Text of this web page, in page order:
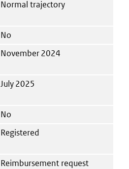
Normal trajectory
No
November 2024
July 2025
No
Registered
Reimbursement request